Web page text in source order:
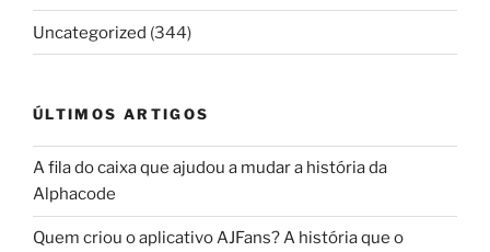
Uncategorized (344)
ÚLTIMOS ARTIGOS
A fila do caixa que ajudou a mudar a história da
Alphacode
Quem criou o aplicativo AJFans? A história que o